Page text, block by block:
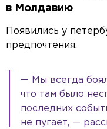
в Молдавию
Появились у
предпочтения.
— Мы всегда
что там было
последних
не пугает, —